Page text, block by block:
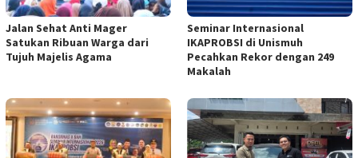
Jalan Sehat Anti Mager
Satukan Ribuan Warga dari
Tujuh Majelis Agama
Seminar Internasional
IKAPROBSI di Unismuh
Pecahkan Rekor dengan 249
Makalah